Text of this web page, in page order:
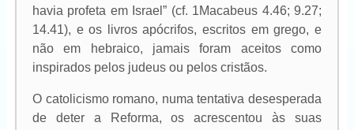
havia profeta em Israel” (cf. 1Macabeus 4.46; 9.27;
14.41), e os livros apócrifos, escritos em grego, e
não em hebraico, jamais foram aceitos como
inspirados pelos judeus ou pelos cristãos.
O catolicismo romano, numa tentativa desesperada
de deter a Reforma, os acrescentou às suas